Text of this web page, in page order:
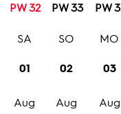
PW 32 PW 33 PW
01
Aug
SA
02
Aug
SO
03
Aug
MO